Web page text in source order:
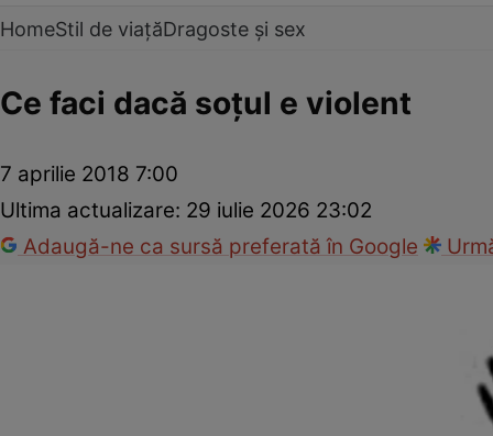
HomeStil de viațăDragoste și sex
Ce faci dacă soţul e violent
7 aprilie 2018 7:00
Ultima actualizare: 29 iulie 2026 23:02
Adaugă-ne ca sursă preferată în Google